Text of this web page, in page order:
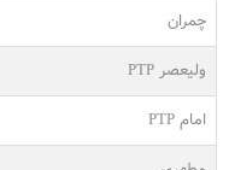
چمران
ولیعصر PTP
امام PTP